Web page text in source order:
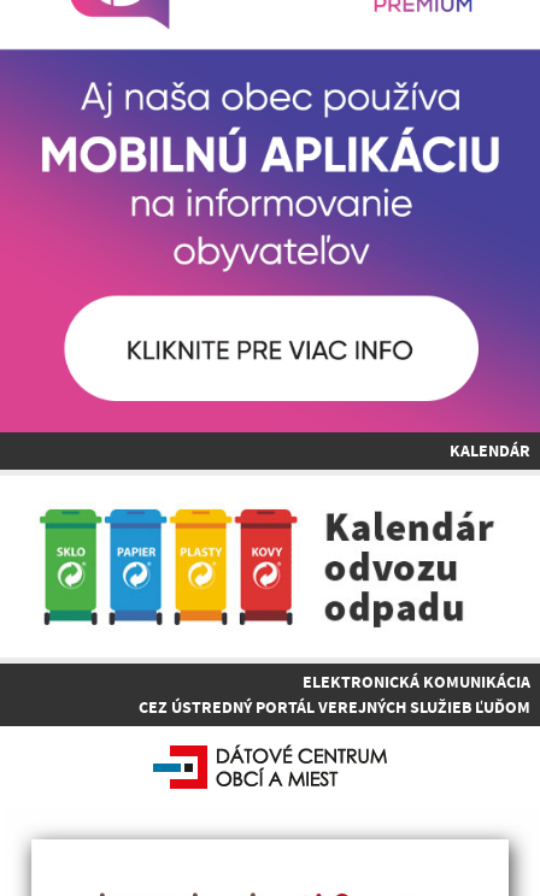
KALENDÁR
ELEKTRONICKÁ KOMUNIKÁCIA
CEZ ÚSTREDNÝ PORTÁL VEREJNÝCH SLUŽIEB ĽUĎOM